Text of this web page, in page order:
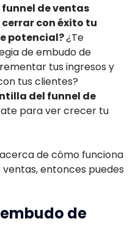
funnel de ventas
con éxito tu
potencial?¿Te
de embudo de
tus ingresos y
tus clientes?
del funnel de
para ver crecer tu
de cómo funciona
entonces puedes
de